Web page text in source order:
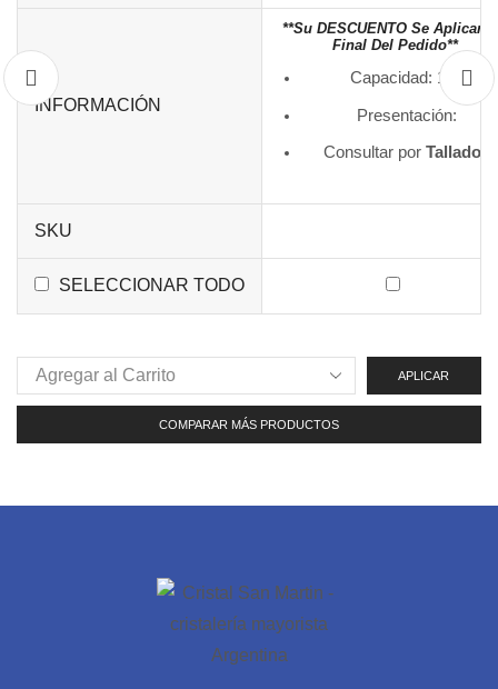
INFORMACIÓN
**Su DESCUENTO Se Aplicará
Final Del Pedido**
Capacidad: 1 Lt
Presentación:
Consultar por Tallados
SKU
SELECCIONAR TODO
APLICAR
COMPARAR MÁS PRODUCTOS